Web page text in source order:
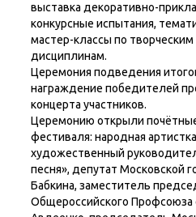
выставка декоративно-
конкурсные испытания,
мастер-классы по творческим
дисциплинам.
Церемония подведения
награждение победителей
концерта участников.
Церемонию открыли почётные
фестиваля: народная
художественный
песня», депутат Московской
Бабкина, заместитель
Общероссийского Профсоюза